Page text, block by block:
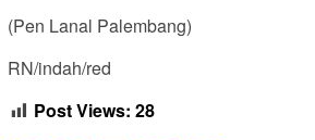
(Pen Lanal Palembang)
RN/indah/red
Post Views: 28